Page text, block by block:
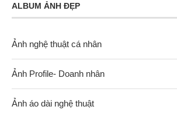
ALBUM ẢNH ĐẸP
Ảnh nghệ thuật cá nhân
Ảnh Profile- Doanh nhân
Ảnh áo dài nghệ thuật